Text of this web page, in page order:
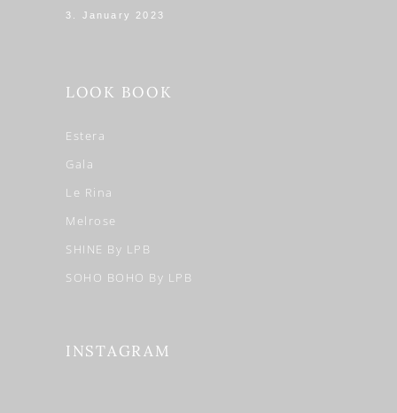
3. January 2023
LOOK BOOK
Estera
Gala
Le Rina
Melrose
SHINE By LPB
SOHO BOHO By LPB
INSTAGRAM